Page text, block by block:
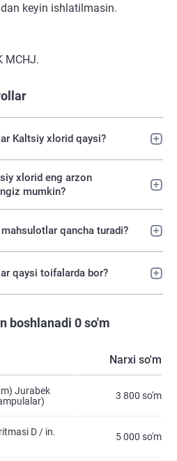
keyin ishlatilmasin.
MCHJ.
Kaltsiy xlorid qaysi?
xlorid eng arzon
mumkin?
qancha turadi?
qaysi toifalarda bor?
boshlanadi 0 so'm
Narxi so'm
Jurabek
3 800 so'm
D / in.
5 000 so'm